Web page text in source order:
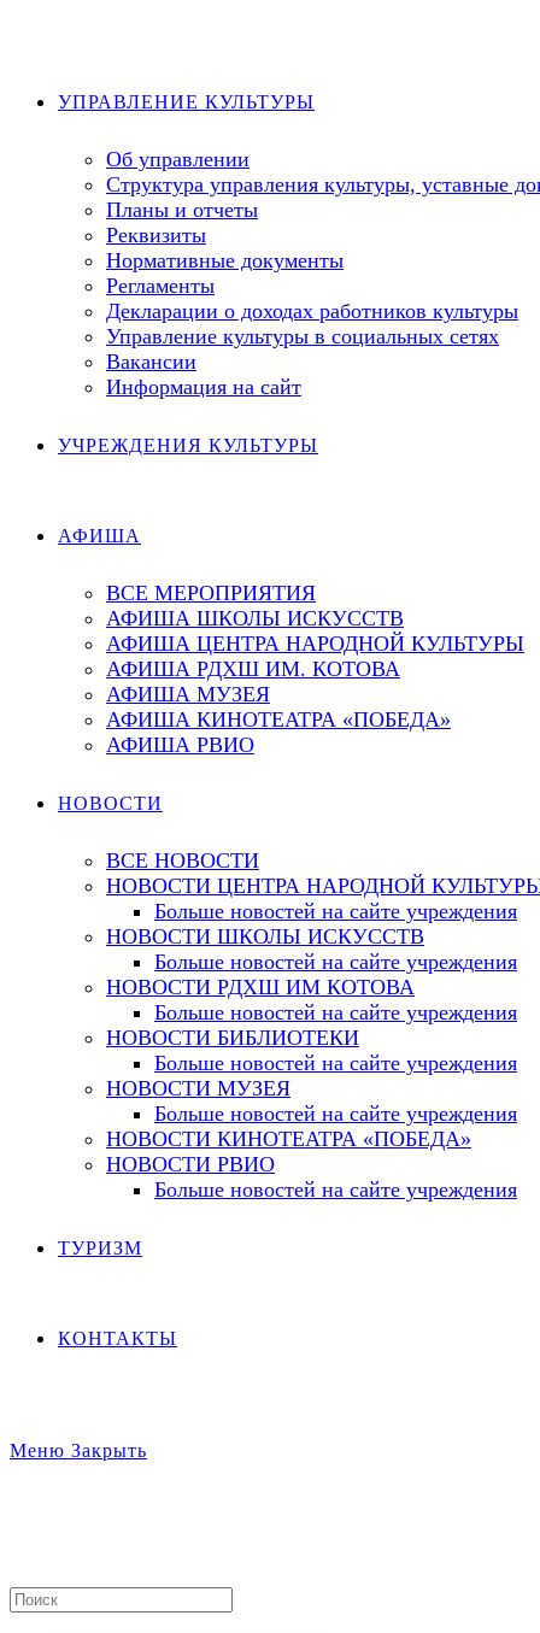
УПРАВЛЕНИЕ КУЛЬТУРЫ
Об управлении
Структура управления культуры, уставные
Планы и отчеты
Реквизиты
Нормативные документы
Регламенты
Декларации о доходах работников культуры
Управление культуры в социальных сетях
Вакансии
Информация на сайт
УЧРЕЖДЕНИЯ КУЛЬТУРЫ
АФИША
ВСЕ МЕРОПРИЯТИЯ
АФИША ШКОЛЫ ИСКУССТВ
АФИША ЦЕНТРА НАРОДНОЙ КУЛЬТУРЫ
АФИША РДХШ ИМ. КОТОВА
АФИША МУЗЕЯ
АФИША КИНОТЕАТРА «ПОБЕДА»
АФИША РВИО
НОВОСТИ
ВСЕ НОВОСТИ
НОВОСТИ ЦЕНТРА НАРОДНОЙ
Больше новостей на сайте учреждения
НОВОСТИ ШКОЛЫ ИСКУССТВ
Больше новостей на сайте учреждения
НОВОСТИ РДХШ ИМ КОТОВА
Больше новостей на сайте учреждения
НОВОСТИ БИБЛИОТЕКИ
Больше новостей на сайте учреждения
НОВОСТИ МУЗЕЯ
Больше новостей на сайте учреждения
НОВОСТИ КИНОТЕАТРА «ПОБЕДА»
НОВОСТИ РВИО
Больше новостей на сайте учреждения
ТУРИЗМ
КОНТАКТЫ
Меню Закрыть
Search